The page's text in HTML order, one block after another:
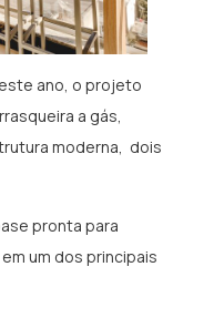
ano, o projeto
a gás,
moderna, dois
pronta para
um dos principais